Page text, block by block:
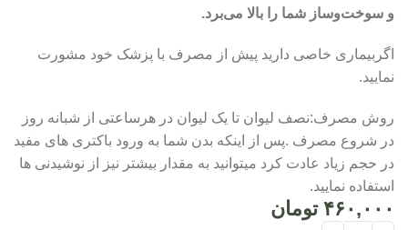
و سوخت‌وساز شما را بالا می‌برد.
اگربیماری خاصی دارید پیش از مصرف با پزشک خود مشورت
نمایید.
روش مصرف:نصف لیوان تا یک لیوان در هرساعتی از شبانه روز
در شروع مصرف .پس از اینکه بدن شما به ورود باکتری های مفید
در حجم زیاد عادت کرد میتوانید به مقدار بیشتر نیز از نوشیدنی ها
استفاده نمایید.
۴۶۰,۰۰۰ تومان